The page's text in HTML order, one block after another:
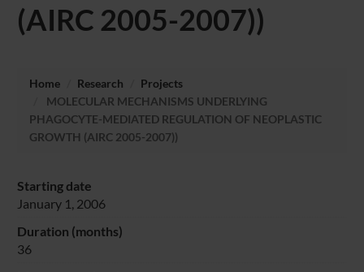
(AIRC 2005-2007))
Home Research
Projects
MOLECULAR MECHANISMS UNDERLYING
PHAGOCYTE-MEDIATED REGULATION OF NEOPLASTIC
GROWTH (AIRC 2005-2007))
Starting date
January 1, 2006
Duration (months)
36